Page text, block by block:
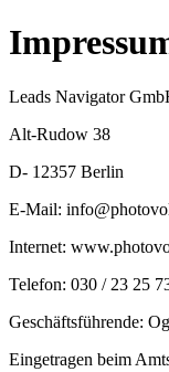
Leads Navigator
Alt-Rudow 38
D- 12357 Berlin
E-Mail:
Internet:
Telefon: 030 / 23 25
Geschäftsführende:
Eingetragen beim